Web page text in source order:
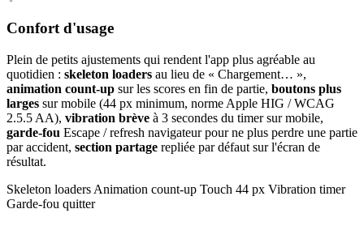
Confort d'usage
Plein de petits ajustements qui rendent l'app plus agréable au
quotidien : skeleton loaders au lieu de « Chargement… »,
animation count-up sur les scores en fin de partie, boutons plus
larges sur mobile (44 px minimum, norme Apple HIG / WCAG
2.5.5 AA), vibration brève à 3 secondes du timer sur mobile,
garde-fou Escape / refresh navigateur pour ne plus perdre une partie
par accident, section partage repliée par défaut sur l'écran de
résultat.
Skeleton loaders Animation count-up Touch 44 px Vibration timer
Garde-fou quitter